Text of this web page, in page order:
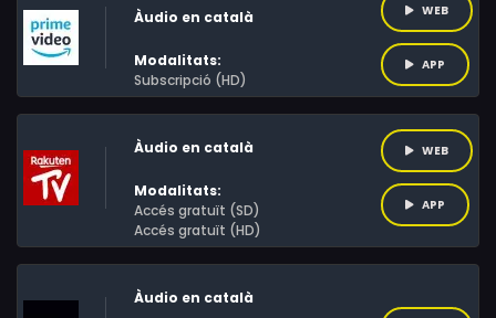
Àudio en català
Modalitats:
Subscripció (HD)
WEB
APP
Àudio en català
Modalitats:
Accés gratuït (SD)
Accés gratuït (HD)
WEB
APP
Àudio en català